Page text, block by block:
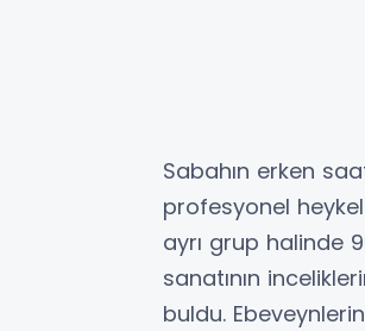
Sabahın erken
profesyonel
ayrı grup halinde
sanatının
buldu.